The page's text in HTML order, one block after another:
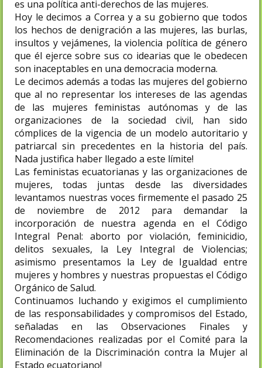
es una política anti-derechos de las mujeres.
Hoy le decimos a Correa y a su gobierno que todos
los hechos de denigración a las mujeres, las burlas,
insultos y vejámenes, la violencia política de género
que él ejerce sobre sus co idearias que le obedecen
son inaceptables en una democracia moderna.
Le decimos además a todas las mujeres del gobierno
que al no representar los intereses de las agendas
de las mujeres feministas autónomas y de las
organizaciones de la sociedad civil, han sido
cómplices de la vigencia de un modelo autoritario y
patriarcal sin precedentes en la historia del país.
Nada justifica haber llegado a este límite!
Las feministas ecuatorianas y las organizaciones de
mujeres, todas juntas desde las diversidades
levantamos nuestras voces firmemente el pasado 25
de noviembre de 2012 para demandar la
incorporación de nuestra agenda en el Código
Integral Penal: aborto por violación, feminicidio,
delitos sexuales, la Ley Integral de Violencias;
asimismo presentamos la Ley de Igualdad entre
mujeres y hombres y nuestras propuestas el Código
Orgánico de Salud.
Continuamos luchando y exigimos el cumplimiento
de las responsabilidades y compromisos del Estado,
señaladas en las Observaciones Finales y
Recomendaciones realizadas por el Comité para la
Eliminación de la Discriminación contra la Mujer al
Estado ecuatoriano!